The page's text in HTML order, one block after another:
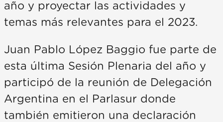
año y proyectar las actividades y
temas más relevantes para el 2023.
Juan Pablo López Baggio fue parte de
esta última Sesión Plenaria del año y
participó de la reunión de Delegación
Argentina en el Parlasur donde
también emitieron una declaración